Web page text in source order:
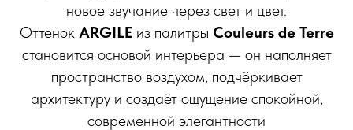
новое звучание через свет и цвет.
Оттенок ARGILEиз палитры Couleurs de Terre
становится основой интерьера — он наполняет
пространство воздухом, подчёркивает
архитектуру и создаёт ощущение спокойной,
современной элегантности